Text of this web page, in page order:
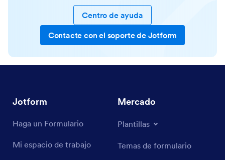
Centro de ayuda
Contacte con el soporte de Jotform
Jotform
Haga un Formulario
Mi espacio de trabajo
Mercado
Plantillas
Temas de formulario